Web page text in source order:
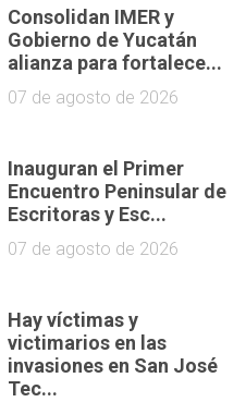
Consolidan IMER y
Gobierno de Yucatán
alianza para fortalece...
07 de agosto de 2026
Inauguran el Primer
Encuentro Peninsular de
Escritoras y Esc...
07 de agosto de 2026
Hay víctimas y
victimarios en las
invasiones en San José
Tec...